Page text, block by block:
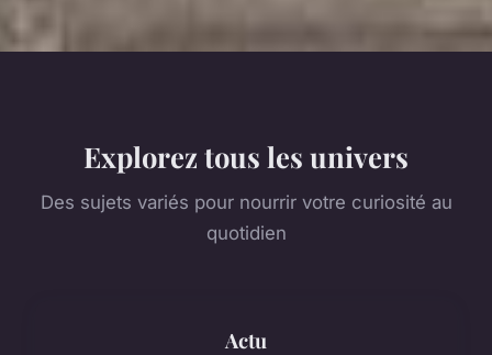
Explorez tous les univers
Des sujets variés pour nourrir votre curiosité au
quotidien
Actu